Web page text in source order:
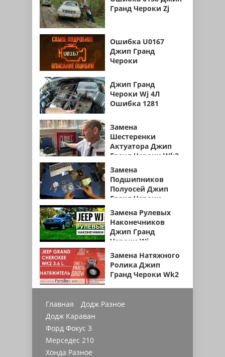
Гранд Чероки Zj
Ошибка U0167
Джип Гранд
Чероки
Джип Гранд
Чероки Wj 4Л
Ошибка 1281
Замена
Шестеренки
Актуатора Джип
Гранд Чероки Wk2
Замена
Подшипников
Полуосей Джип
Гранд Чероки
Замена Рулевых
Наконечников
Джип Гранд
Чероки Wj
Замена Натяжного
Ролика Джип
Гранд Чероки Wk2
Главная
Додж Разное
Додж Караван
Форд Фокус 3
Мерседес 210
Хонда Разное